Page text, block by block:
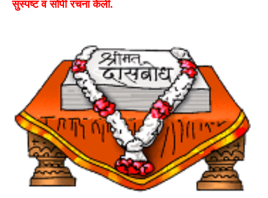
सुस्पष्ट व सोपी रचना केली.